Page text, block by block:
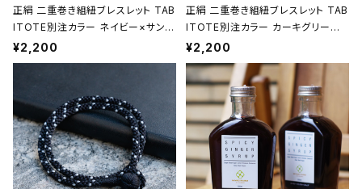
正絹 二重巻き組紐ブレスレット TAB
ITOTE別注カラー ネイビー×サンド
ベージュ 昇苑くみひも【京都】【組紐
アクセサリー】【Kumihimo Bracel
¥2,200
正絹 二重巻き組紐ブレスレット TAB
ITOTE別注カラー カーキグリーン
昇苑くみひも【京都】【組紐アクセサリ
ー】【Kumihimo Bracelet】【ギフト
プレゼント】【父の日 お誕生日】
¥2,200